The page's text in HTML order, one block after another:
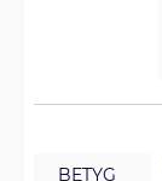
BETYG